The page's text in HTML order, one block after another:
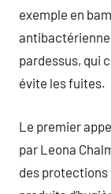
exemple en
pardessus, qui
évite les fuites.
Le premier
par Leona
des protections